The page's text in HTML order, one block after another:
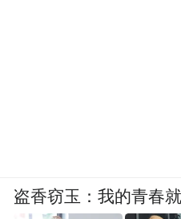
盗香窃玉：我的青春